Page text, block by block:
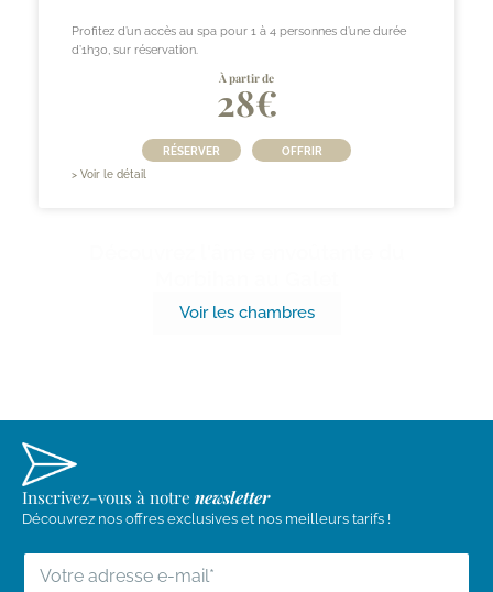
Profitez d’un accès au spa pour 1 à 4 personnes d’une durée
d’1h30, sur réservation.
À partir de
28€
RÉSERVER OFFRIR
> Voir le détail
Voir les chambres
Inscrivez-vous à notre newsletter
Découvrez nos offres exclusives et nos meilleurs tarifs !
E